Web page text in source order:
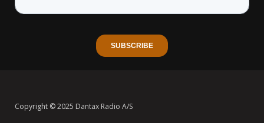
Copyright © 2025 Dantax Radio A/S